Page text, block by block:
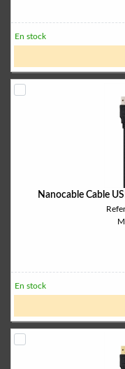
En stock
Nanocable Cable
En stock